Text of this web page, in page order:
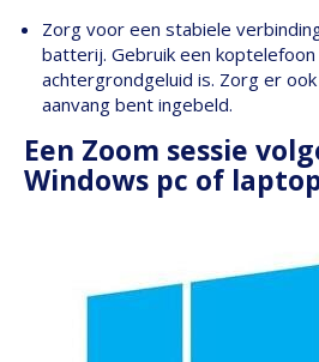
Zorg voor een stabiele
batterij. Gebruik een
achtergrondgeluid is. Zorg er
aanvang bent ingebeld.
Een Zoom sessie
Windows pc of